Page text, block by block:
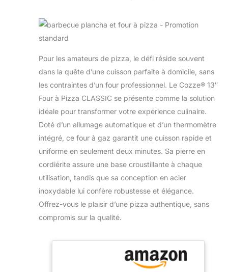
Pour les amateurs de pizza, le défi réside souvent
dans la quête d’une cuisson parfaite à domicile, sans
les contraintes d’un four professionnel. Le Cozze® 13″
Four à Pizza CLASSIC se présente comme la solution
idéale pour transformer votre expérience culinaire.
Doté d’un allumage automatique et d’un thermomètre
intégré, ce four à gaz garantit une cuisson rapide et
uniforme en seulement deux minutes. Sa pierre en
cordiérite assure une base croustillante à chaque
utilisation, tandis que sa conception en acier
inoxydable lui confère robustesse et élégance.
Offrez-vous le plaisir d’une pizza authentique, sans
compromis sur la qualité.